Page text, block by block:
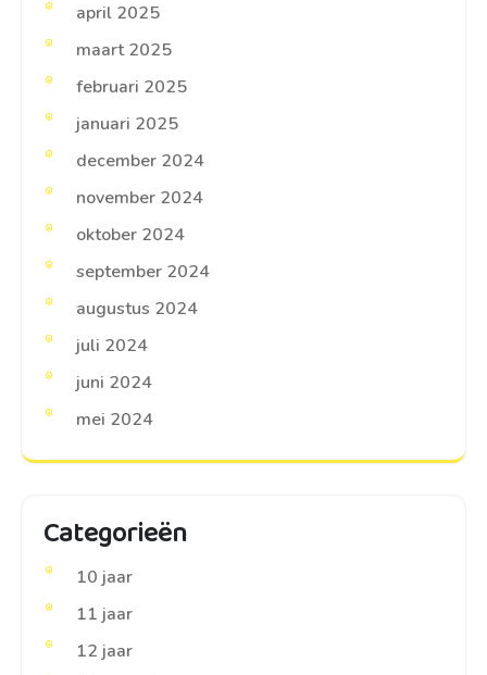
april 2025
maart 2025
februari 2025
januari 2025
december 2024
november 2024
oktober 2024
september 2024
augustus 2024
juli 2024
juni 2024
mei 2024
Categorieën
10 jaar
11 jaar
12 jaar